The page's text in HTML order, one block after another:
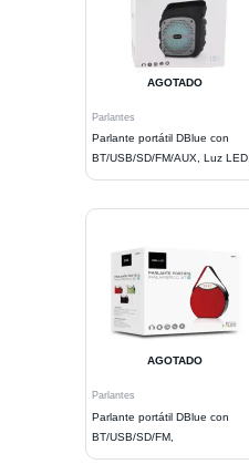
AGOTADO
Parlantes
Parlante portátil DBlue con
BT/USB/SD/FM/AUX, Luz LED,
AGOTADO
Parlantes
Parlante portátil DBlue con
BT/USB/SD/FM,